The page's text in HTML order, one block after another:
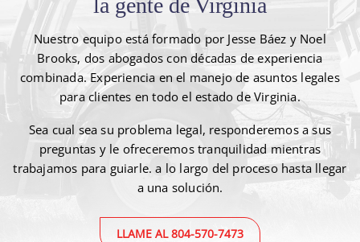
la gente de Virginia
Nuestro equipo está formado por Jesse Báez y Noel
Brooks, dos abogados con décadas de experiencia
combinada. Experiencia en el manejo de asuntos legales
para clientes en todo el estado de Virginia.
Sea cual sea su problema legal, responderemos a sus
preguntas y le ofreceremos tranquilidad mientras
trabajamos para guiarle. a lo largo del proceso hasta llegar
a una solución.
LLAME AL 804-570-7473